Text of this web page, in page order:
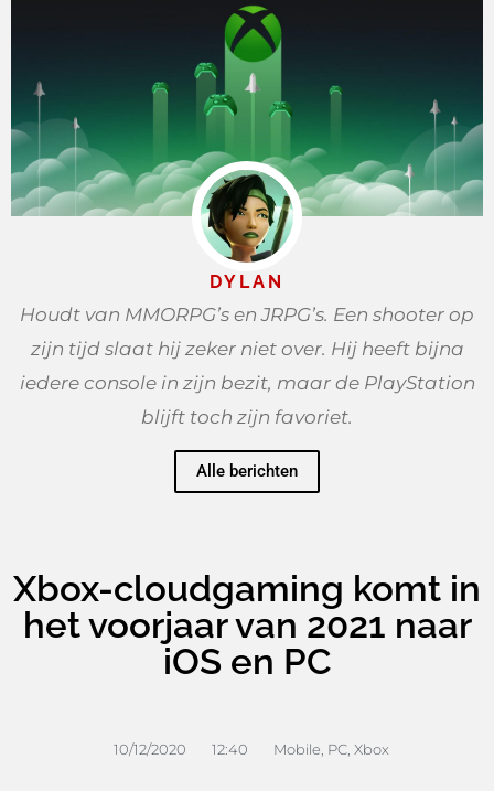
DYLAN
Houdt van MMORPG’s en JRPG’s. Een shooter op
zijn tijd slaat hij zeker niet over. Hij heeft bijna
iedere console in zijn bezit, maar de PlayStation
blijft toch zijn favoriet.
Alle berichten
Xbox-cloudgaming komt in
het voorjaar van 2021 naar
iOS en PC
10/12/2020 12:40 Mobile PC Xbox